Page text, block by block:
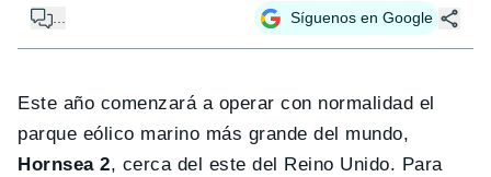
... Síguenos en Google
Este año comenzará a operar con normalidad el
parque eólico marino más grande del mundo,
Hornsea 2, cerca del este del Reino Unido. Para